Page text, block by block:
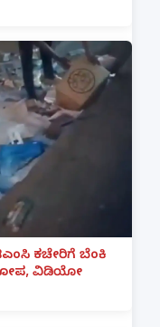
ಕಚೇರಿಗೆ ಬೆಂಕಿ
ವಿಡಿಯೋ